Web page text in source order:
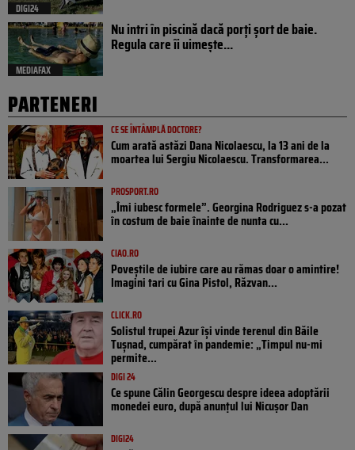
DIGI24
MEDIAFAX
Nu intri în piscină dacă porți șort de baie.
Regula care îi uimește...
PARTENERI
CE SE ÎNTÂMPLĂ DOCTORE?
Cum arată astăzi Dana Nicolaescu, la 13 ani de la
moartea lui Sergiu Nicolaescu. Transformarea...
PROSPORT.RO
„Îmi iubesc formele”. Georgina Rodriguez s-a pozat
în costum de baie înainte de nunta cu...
CIAO.RO
Poveştile de iubire care au rămas doar o amintire!
Imagini tari cu Gina Pistol, Răzvan...
CLICK.RO
Solistul trupei Azur își vinde terenul din Băile
Tușnad, cumpărat în pandemie: „Timpul nu-mi
permite...
DIGI 24
Ce spune Călin Georgescu despre ideea adoptării
monedei euro, după anunțul lui Nicușor Dan
DIGI24